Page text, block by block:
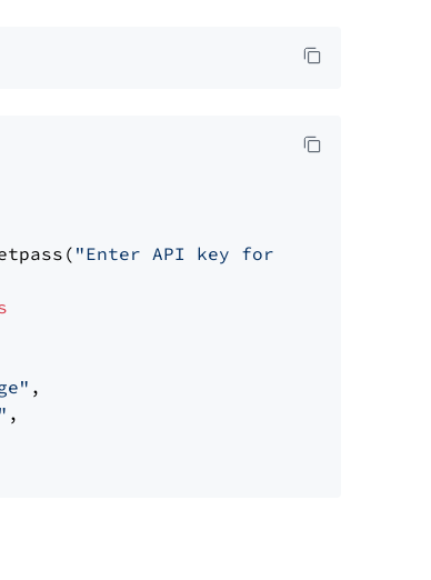
"Enter API key for IBM watsonx: "
,
,